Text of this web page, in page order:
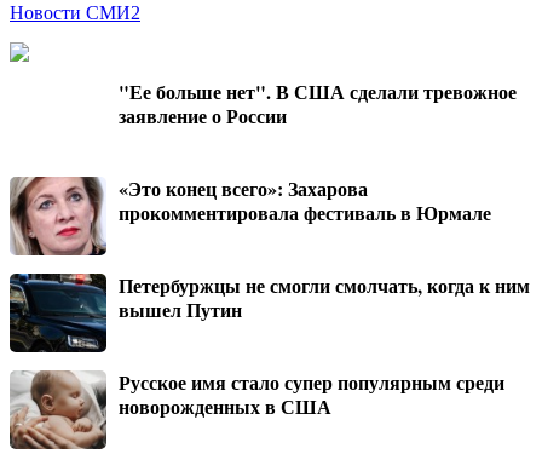
Новости СМИ2
"Ее больше нет". В США сделали тревожное
заявление о России
«Это конец всего»: Захарова
прокомментировала фестиваль в Юрмале
Петербуржцы не смогли смолчать, когда к ним
вышел Путин
Русское имя стало супер популярным среди
новорожденных в США